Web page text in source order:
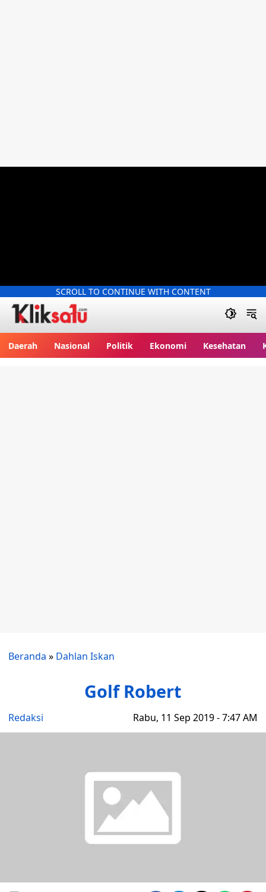
SCROLL TO CONTINUE WITH CONTENT
Daerah Nasional Politik Ekonomi Kesehatan
Beranda » Dahlan Iskan
Golf Robert
Redaksi Rabu, 11 Sep 2019 - 7:47 AM